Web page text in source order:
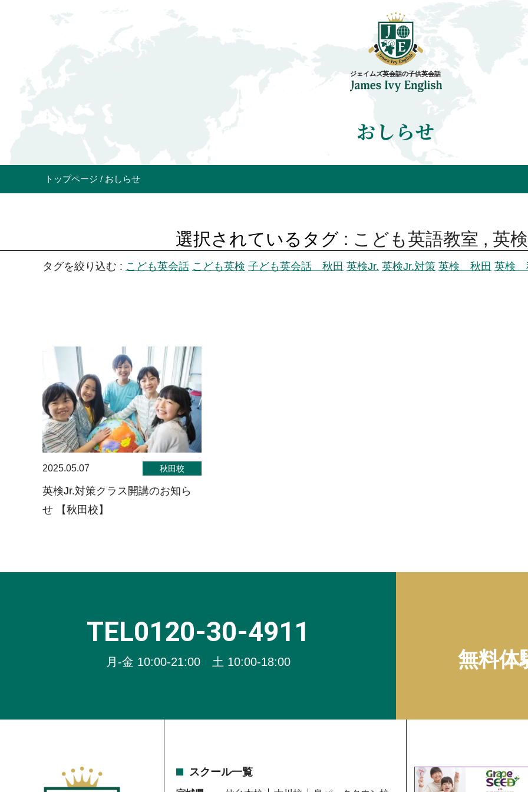
おしらせ
トップページ おしらせ
選択されているタグ : こども英語教室 , 英
タグを絞り込む : こども英会話 こども英検 子ども英会話 秋田 英検Jr. 英検Jr.対策 英検 秋田 英検
2025.05.07 秋田校
英検Jr.対策クラス開講のお知ら
せ 【秋田校】
TEL0120-30-4911
月-金 10:00-21:00 土 10:00-18:00 無料体
スクール一覧